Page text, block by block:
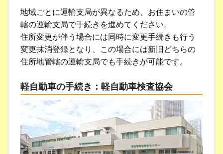
地域ごとに運輸支局が異なるため、お住まいの管
轄の運輸支局で手続きを進めてください。
住所変更が伴う場合には同時に変更手続きも行う
変更抹消登録となり、この場合には新旧どちらの
住所地管轄の運輸支局でも手続きが可能です。
軽自動車の手続き：軽自動車検査協会